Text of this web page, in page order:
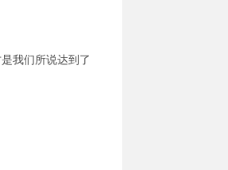
我们所说达到了